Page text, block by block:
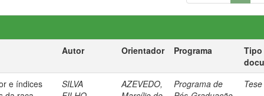
Autor Orientador Programa
e índices
SILVA
AZEVEDO,
Programa de
Tese